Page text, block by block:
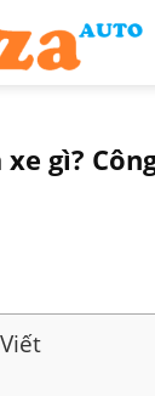
gì?